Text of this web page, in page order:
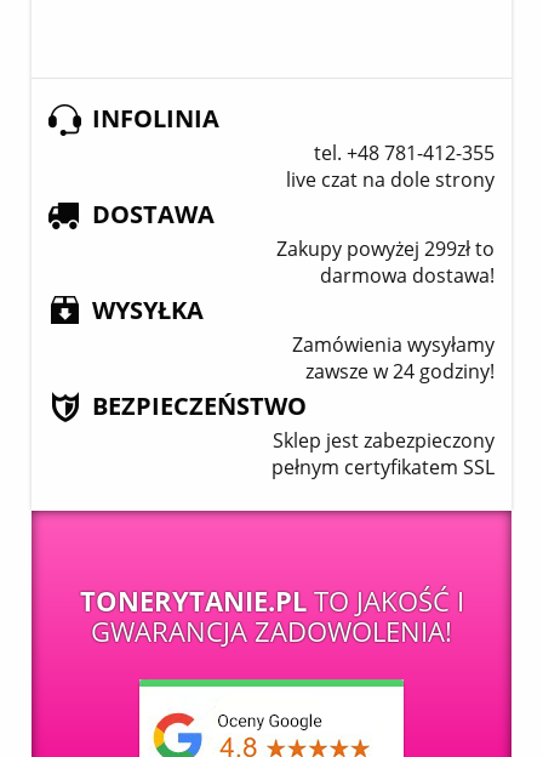
INFOLINIA
tel. +48 781-412-355
live czat na dole strony
DOSTAWA
Zakupy powyżej 299zł to
darmowa dostawa!
WYSYŁKA
Zamówienia wysyłamy
zawsze w 24 godziny!
BEZPIECZEŃSTWO
Sklep jest zabezpieczony
pełnym certyfikatem SSL
TONERYTANIE.PLTO JAKOŚĆ I
GWARANCJA ZADOWOLENIA!